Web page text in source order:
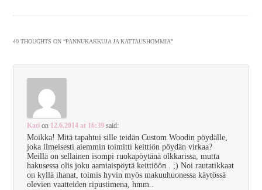
40 THOUGHTS ON “PANNUKAKKUJA JA KATTAUSHOMMIA”
Kati on 12.6.2014 at 16:39 said:
Moikka! Mitä tapahtui sille teidän Custom Woodin pöydälle,
joka ilmeisesti aiemmin toimitti keittiön pöydän virkaa?
Meillä on sellainen isompi ruokapöytänä olkkarissa, mutta
hakusessa olis joku aamiaispöytä keittiöön.. ;) Noi rautatikkaat
on kyllä ihanat, toimis hyvin myös makuuhuonessa käytössä
olevien vaatteiden ripustimena, hmm..